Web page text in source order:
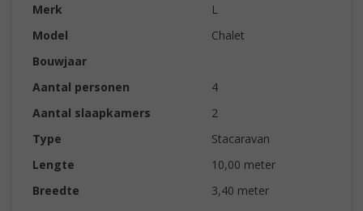
Merk
L
Model
Chalet
Bouwjaar
Aantal personen
4
Aantal slaapkamers
2
Type
Stacaravan
Lengte
10,00 meter
Breedte
3,40 meter